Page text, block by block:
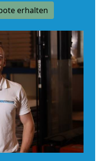
erhalten